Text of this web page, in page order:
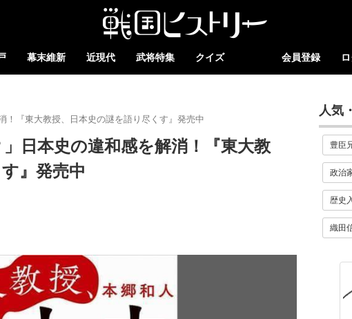
幕末維新 近現代 武将特集 クイズ 会員登録
！『東大教授、日本史の謎を語り尽くす』発売中
日本史の違和感を解消！『東大教
』発売中
人気
豊臣
政治
歴史
織田